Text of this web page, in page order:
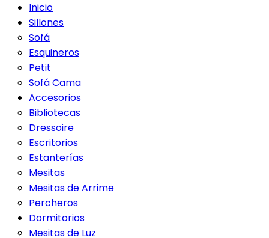
Inicio
Sillones
Sofá
Esquineros
Petit
Sofá Cama
Accesorios
Bibliotecas
Dressoire
Escritorios
Estanterías
Mesitas
Mesitas de Arrime
Percheros
Dormitorios
Mesitas de Luz